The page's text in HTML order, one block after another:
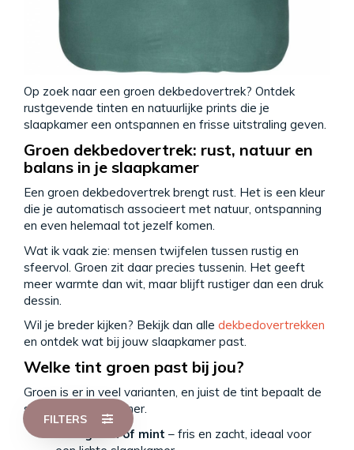
Op zoek naar een groen dekbedovertrek? Ontdek
rustgevende tinten en natuurlijke prints die je
slaapkamer een ontspannen en frisse uitstraling geven.
Groen dekbedovertrek: rust, natuur en
balans in je slaapkamer
Een groen dekbedovertrek brengt rust. Het is een kleur
die je automatisch associeert met natuur, ontspanning
en even helemaal tot jezelf komen.
Wat ik vaak zie: mensen twijfelen tussen rustig en
sfeervol. Groen zit daar precies tussenin. Het geeft
meer warmte dan wit, maar blijft rustiger dan een druk
dessin.
Wil je breder kijken? Bekijk dan alle dekbedovertrekken
en ontdek wat bij jouw slaapkamer past.
Welke tint groen past bij jou?
Groen is er in veel varianten, en juist de tint bepaalt de
sfeer in je slaapkamer.
Lichtgroen of mint – fris en zacht, ideaal voor
✕
Twijfel je welk dekbedovertrek bij je
past?
Vraag advies
FILTERS